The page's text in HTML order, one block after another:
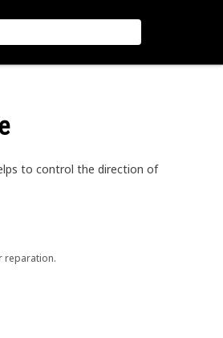
to control the direction of
reparation.